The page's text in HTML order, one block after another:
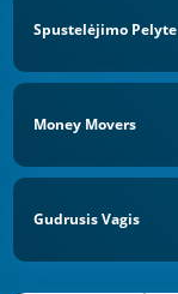
Spustelėjimo Pelyte
Money Movers
Gudrusis Vagis